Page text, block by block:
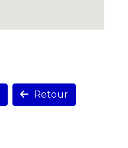
Retour